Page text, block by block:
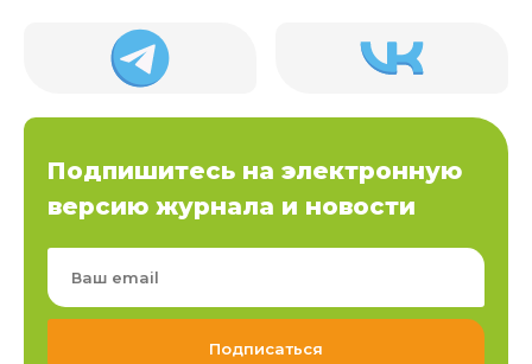
Подпишитесь на электронную
версию журнала и новости